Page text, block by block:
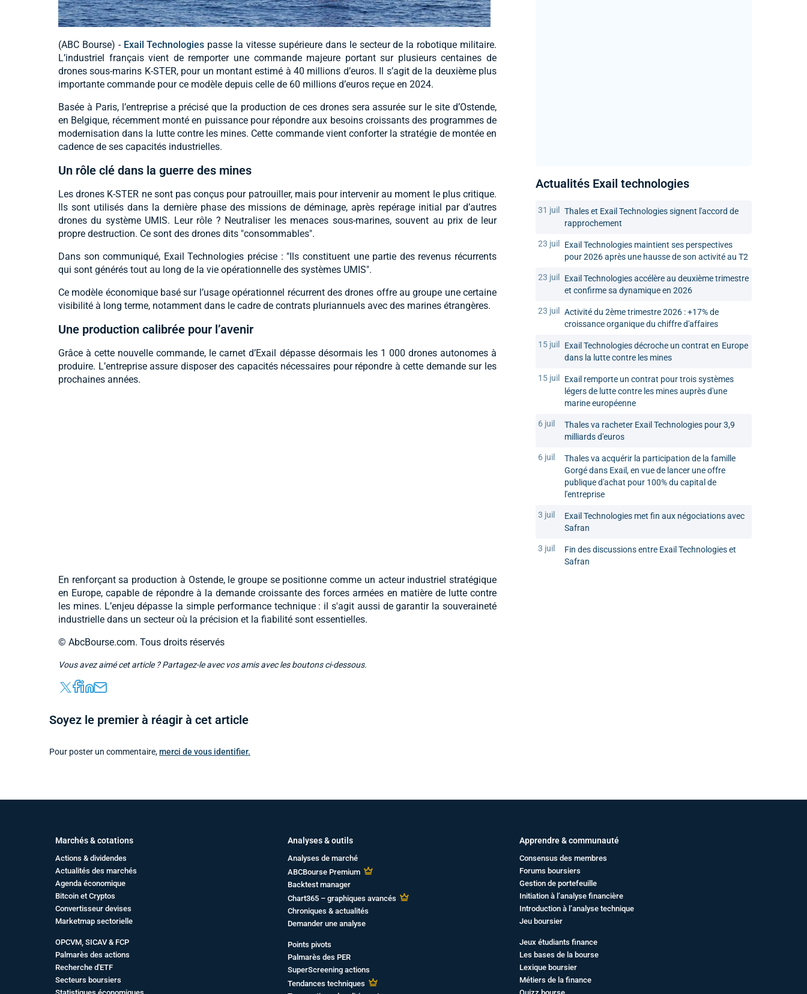
(ABC Bourse) - Exail Technologies passe la vitesse supérieure dans le secteur de la robotique militaire.
L’industriel français vient de remporter une commande majeure portant sur plusieurs centaines de
drones sous-marins K-STER, pour un montant estimé à 40 millions d’euros. Il s’agit de la deuxième plus
importante commande pour ce modèle depuis celle de 60 millions d’euros reçue en 2024.
Basée à Paris, l’entreprise a précisé que la production de ces drones sera assurée sur le site d’Ostende,
en Belgique, récemment monté en puissance pour répondre aux besoins croissants des programmes de
modernisation dans la lutte contre les mines. Cette commande vient conforter la stratégie de montée en
cadence de ses capacités industrielles.
Un rôle clé dans la guerre des mines
Les drones K-STER ne sont pas conçus pour patrouiller, mais pour intervenir au moment le plus critique.
Ils sont utilisés dans la dernière phase des missions de déminage, après repérage initial par d’autres
drones du système UMIS. Leur rôle ? Neutraliser les menaces sous-marines, souvent au prix de leur
propre destruction. Ce sont des drones dits "consommables".
Dans son communiqué, Exail Technologies précise : "Ils constituent une partie des revenus récurrents
qui sont générés tout au long de la vie opérationnelle des systèmes UMIS".
Ce modèle économique basé sur l’usage opérationnel récurrent des drones offre au groupe une certaine
visibilité à long terme, notamment dans le cadre de contrats pluriannuels avec des marines étrangères.
Une production calibrée pour l’avenir
Grâce à cette nouvelle commande, le carnet d’Exail dépasse désormais les 1 000 drones autonomes à
produire. L’entreprise assure disposer des capacités nécessaires pour répondre à cette demande sur les
prochaines années.
En renforçant sa production à Ostende, le groupe se positionne comme un acteur industriel stratégique
en Europe, capable de répondre à la demande croissante des forces armées en matière de lutte contre
les mines. L’enjeu dépasse la simple performance technique : il s'agit aussi de garantir la souveraineté
industrielle dans un secteur où la précision et la fiabilité sont essentielles.
© AbcBourse.com. Tous droits réservés
Vous avez aimé cet article ? Partagez-le avec vos amis avec les boutons ci-dessous.
Actualités Exail technologies
31 juil
Thales et Exail Technologies signent l'accord de
rapprochement
23 juil
Exail Technologies maintient ses perspectives
pour 2026 après une hausse de son activité au T2
23 juil
Exail Technologies accélère au deuxième trimestre
et confirme sa dynamique en 2026
23 juil
Activité du 2ème trimestre 2026 : +17% de
croissance organique du chiffre d'affaires
15 juil
Exail Technologies décroche un contrat en Europe
dans la lutte contre les mines
15 juil
Exail remporte un contrat pour trois systèmes
légers de lutte contre les mines auprès d'une
marine européenne
6 juil
Thales va racheter Exail Technologies pour 3,9
milliards d'euros
6 juil
Thales va acquérir la participation de la famille
Gorgé dans Exail, en vue de lancer une offre
publique d'achat pour 100% du capital de
l'entreprise
3 juil
Exail Technologies met fin aux négociations avec
Safran
3 juil
Fin des discussions entre Exail Technologies et
Safran
Soyez le premier à réagir à cet article
Pour poster un commentaire,merci de vous identifier.
Marchés & cotations
Actions & dividendes
Actualités des marchés
Agenda économique
Bitcoin et Cryptos
Convertisseur devises
Marketmap sectorielle
OPCVM, SICAV & FCP
Palmarès des actions
Recherche d'ETF
Secteurs boursiers
Analyses & outils
Analyses de marché
ABCBourse Premium
Backtest manager
Chart365 – graphiques avancés
Chroniques & actualités
Demander une analyse
Points pivots
Palmarès des PER
SuperScreening actions
Tendances techniques
Apprendre & communauté
Consensus des membres
Forums boursiers
Gestion de portefeuille
Initiation à l’analyse financière
Introduction à l’analyse technique
Jeu boursier
Jeux étudiants finance
Les bases de la bourse
Lexique boursier
Métiers de la finance